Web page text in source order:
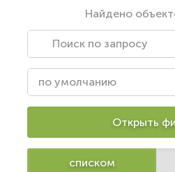
Найдено
Открыть
списком